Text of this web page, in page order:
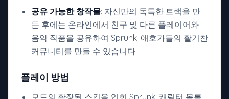
공유 가능한 창작물: 자신만의 독특한 트랙을 만
든 후에는 온라인에서 친구 및 다른 플레이어와
음악 작품을 공유하여 Sprunki 애호가들의 활기찬
커뮤니티를 만들 수 있습니다.
플레이 방법